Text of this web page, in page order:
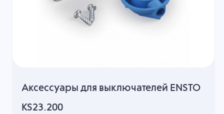
Аксессуары для выключателей ENSTO
KS23.200